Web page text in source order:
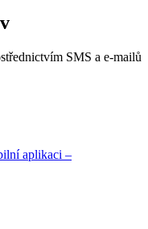
SMS a e-mailů
aplikaci –